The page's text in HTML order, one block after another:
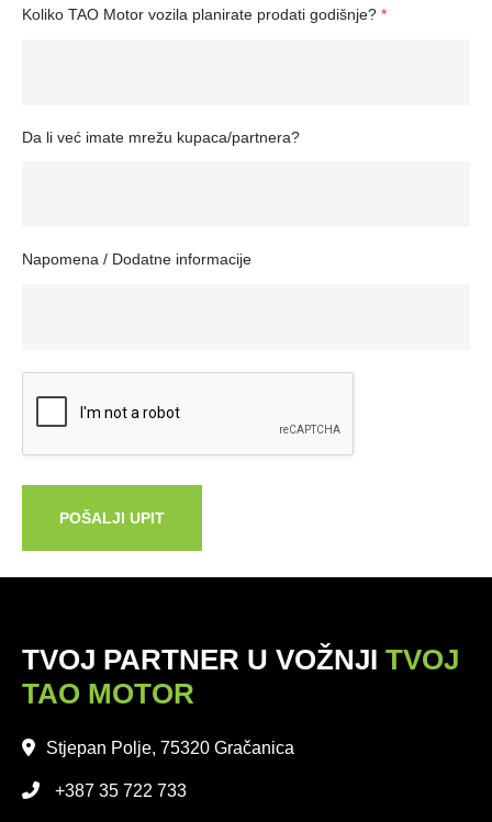
Koliko TAO Motor vozila planirate prodati godišnje? *
Da li već imate mrežu kupaca/partnera?
Napomena / Dodatne informacije
POŠALJI UPIT
TVOJ PARTNER U VOŽNJI TVOJ
TAO MOTOR
Stjepan Polje, 75320 Gračanica
+387 35 722 733